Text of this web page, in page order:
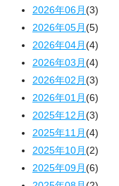
2026年06月(3)
2026年05月(5)
2026年04月(4)
2026年03月(4)
2026年02月(3)
2026年01月(6)
2025年12月(3)
2025年11月(4)
2025年10月(2)
2025年09月(6)